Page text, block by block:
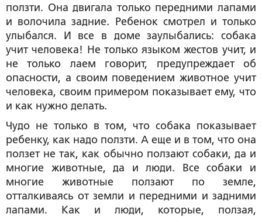
ползти. Она двигала только передними лапами
и волочила задние. Ребенок смотрел и только
улыбался. И все в доме заулыбались: собака
учит человека! Не только языком жестов учит, и
не только лаем говорит, предупреждает об
опасности, а своим поведением животное учит
человека, своим примером показывает ему, что
и как нужно делать.
Чудо не только в том, что собака показывает
ребенку, как надо ползти. А еще и в том, что она
ползет не так, как обычно ползают собаки, да и
многие животные, да и люди. Все собаки и
многие животные ползают по земле,
отталкиваясь от земли и передними и задними
лапами. Как и люди, которые, ползая,